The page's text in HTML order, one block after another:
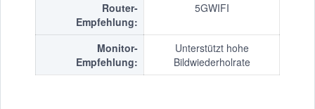
Router-
Empfehlung:
5GWIFI
Monitor-
Empfehlung:
Unterstützt hohe
Bildwiederholrate